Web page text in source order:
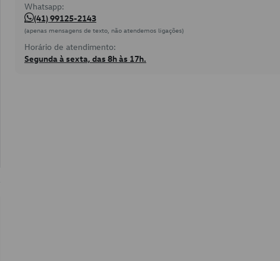
Whatsapp:
(41) 99125-2143
(apenas mensagens de texto, não atendemos ligações)
Horário de atendimento:
Segunda à sexta, das 8h às 17h.